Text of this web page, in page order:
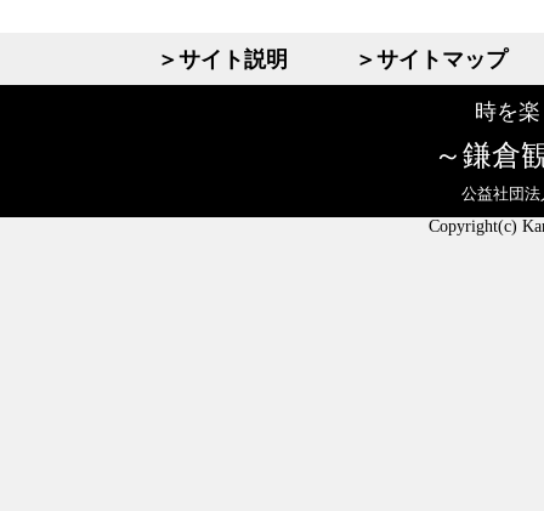
＞サイト説明 ＞サイトマップ
時を
鎌倉
公益社団
Copyright(c)